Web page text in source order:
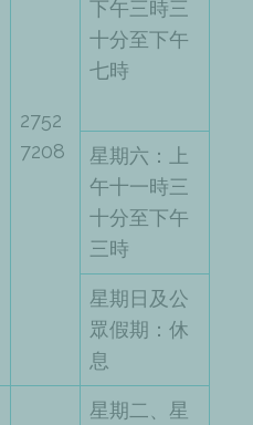
2752
7208
下午三時三
十分至下午
七時
星期六：上
午十一時三
十分至下午
三時
星期日及公
眾假期：休
息
星期二、星